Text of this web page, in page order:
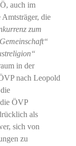
auch im
die
zum
in der
nach Leopold
ÖVP
als
sich von
zu